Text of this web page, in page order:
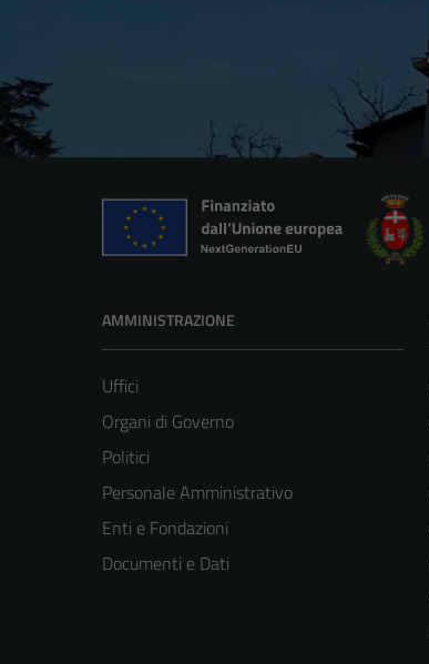
AMMINISTRAZIONE
Uffici
Organi di Governo
Politici
Personale Amministrativo
Enti e Fondazioni
Documenti e Dati